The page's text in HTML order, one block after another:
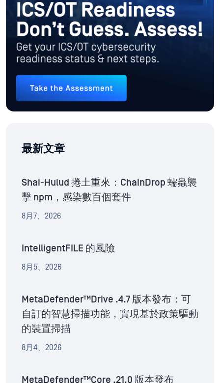
最新文章
Shai-Hulud 捲土重來：ChainDrop 蠕蟲襲
擊 npm，感染數百個套件
8月7、2026
IntelligentFILE 的風險
8月5、2026
MetaDefender™Drive .4.7 版本發布：可
自訂的智慧掃描功能，實現基於政策驅動
的裝置掃描
8月4、2026
MetaDefender™Core .21.0 版本發布